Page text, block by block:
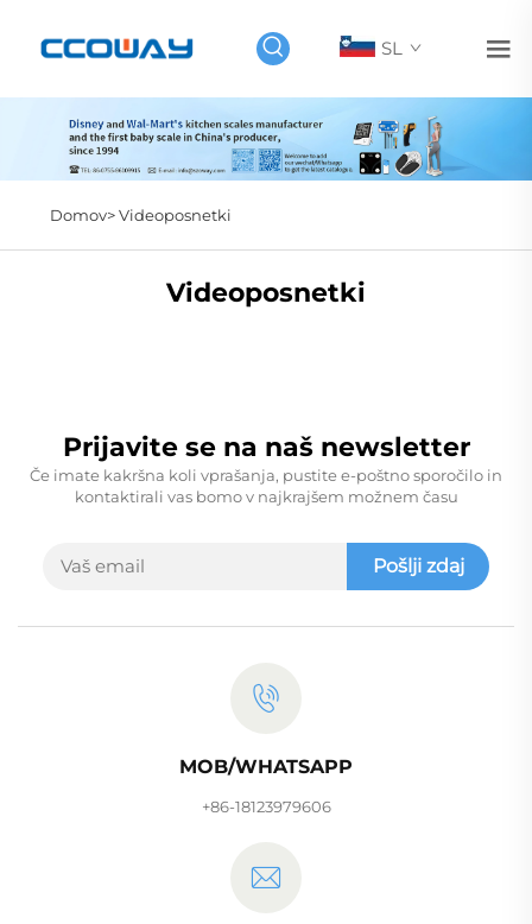
SL
Domov>Videoposnetki
Videoposnetki
Prijavite se na naš newsletter
Če imate kakršna koli vprašanja, pustite e-poštno sporočilo in
kontaktirali vas bomo v najkrajšem možnem času
Pošlji zdaj
MOB/WHATSAPP
+86-18123979606